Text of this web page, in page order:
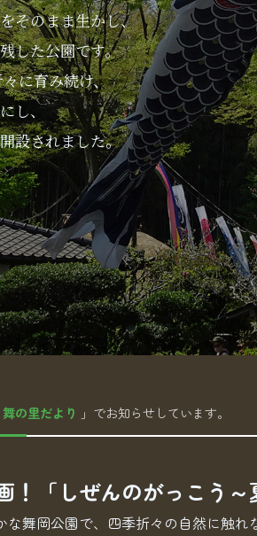
そのまま生かし、
した公園です。
に育み続け、
し、
設されました。
舞の里だより 」でお知らせしています。
！「しぜんのがっこう～
な舞岡公園で、四季折々の自然に触